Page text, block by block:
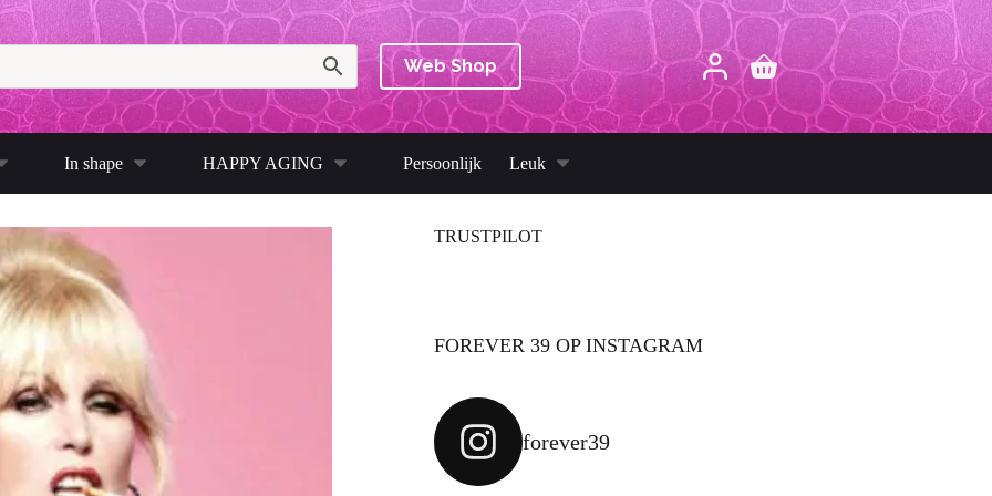
Web Shop Winkelwagen
In shape HAPPY AGING Persoonlijk Leuk
TRUSTPILOT
FOREVER 39 OP INSTAGRAM
forever39